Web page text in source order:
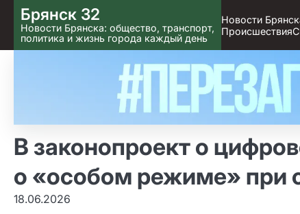
Skip
to content
Брянск 32
Новости Брянска: общество, транспорт,
политика и жизнь города каждый день
Новости
Происшествия
В законопроект о
о «особом режиме» при
18.06.2026